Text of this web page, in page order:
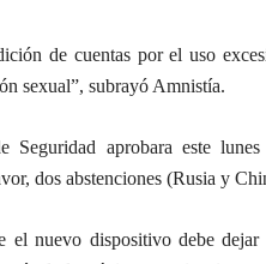
de cuentas por el uso
sexual”, subrayó Amnistía.
aprobara este lunes
dos abstenciones (Rusia y
el nuevo dispositivo debe